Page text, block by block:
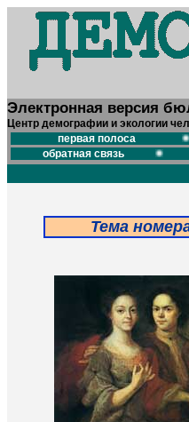
Электронная версия
Центр демографии и экологии
первая полоса
обратная связь
Тема